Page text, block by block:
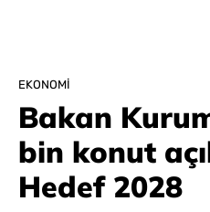
EKONOMI
Bakan
bin konut
Hedef 2028